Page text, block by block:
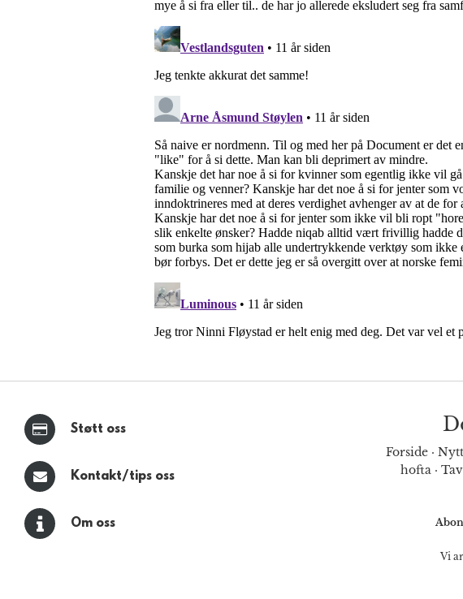
Støtt oss
Kontakt/tips oss
Om oss
Forside · Nytt
hofta·
Vi